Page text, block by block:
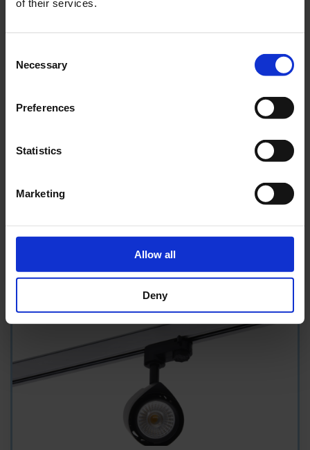
of their services.
Selection
Necessary
Preferences
Statistics
Marketing
Allow all
Deny